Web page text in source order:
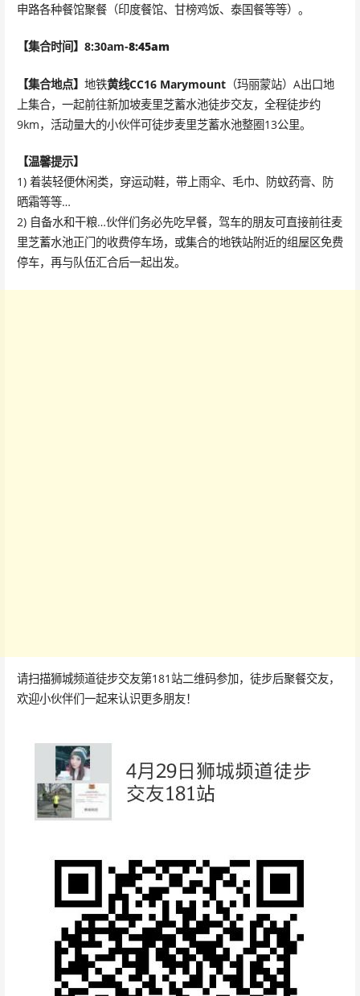
申路各种餐馆聚餐（印度餐馆、甘榜鸡饭、泰国餐等等）。
【集合时间】 8:30am-8:45am
【集合地点】 地铁黄线CC16 Marymount（玛丽蒙站）A出口地
上集合，一起前往新加坡麦里芝蓄水池徒步交友，全程徒步约
9km，活动量大的小伙伴可徒步麦里芝蓄水池整圈13公里。
【温馨提示】
1) 着装轻便休闲类，穿运动鞋，带上雨伞、毛巾、防蚊药膏、防
晒霜等等…
2) 自备水和干粮…伙伴们务必先吃早餐，驾车的朋友可直接前往麦
里芝蓄水池正门的收费停车场，或集合的地铁站附近的组屋区免费
停车，再与队伍汇合后一起出发。
请扫描狮城频道徒步交友第181站二维码参加，徒步后聚餐交友，
欢迎小伙伴们一起来认识更多朋友！